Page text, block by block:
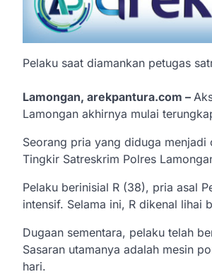
Pelaku saat diamankan petugas
Lamongan, arekpantura.com –
Lamongan akhirnya mulai
Seorang pria yang diduga
Tingkir Satreskrim Polres
Pelaku berinisial R (38), pria asal
intensif. Selama ini, R dikenal lihai
Dugaan sementara, pelaku telah
Sasaran utamanya adalah mesin
hari.